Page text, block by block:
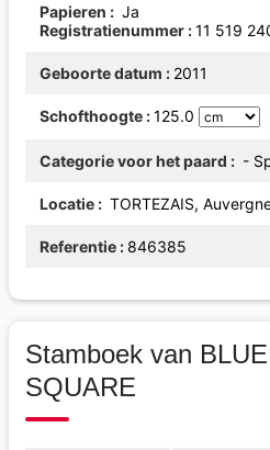
Papieren
Ja
Registratienummer 11 519
Geboorte datum 2011
Schofthoogte 125.0
Categorie voor het paard -
Locatie TORTEZAIS,
Referentie 846385
Stamboek van
SQUARE